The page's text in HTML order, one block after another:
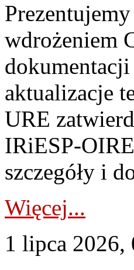
wdrożeniem
aktualizacje
URE
szczegóły i
Więcej...
1 lipca 2026,